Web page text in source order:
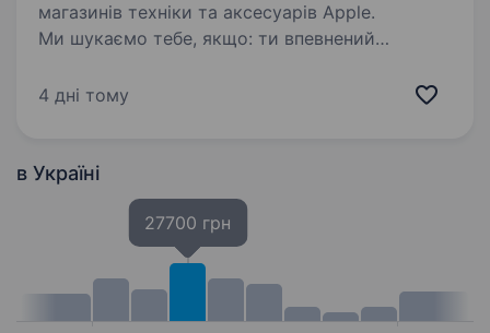
магазинів техніки та аксесуарів Apple.
Ми шукаємо тебе, якщо: ти впевнений
на продукції Apple; любиш спілкуватися
4 дні тому
в Україні
27700 грн